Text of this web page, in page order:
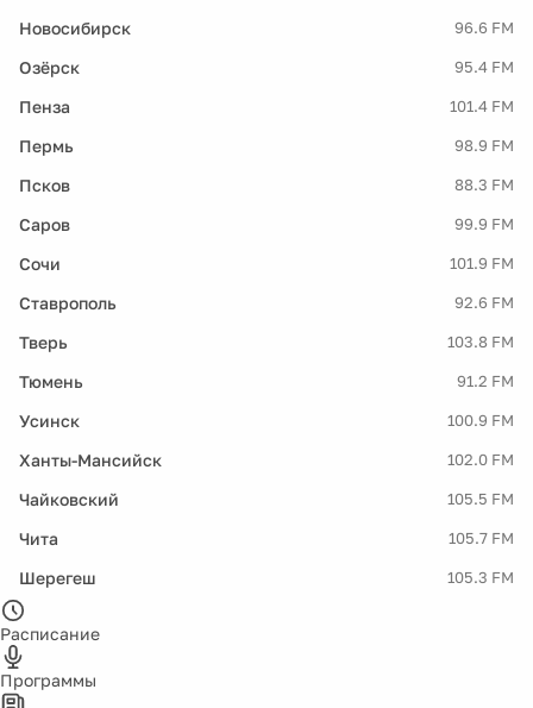
Новосибирск 96.6 FM
Озёрск 95.4 FM
Пенза 101.4 FM
Пермь 98.9 FM
Псков 88.3 FM
Саров 99.9 FM
Сочи 101.9 FM
Ставрополь 92.6 FM
Тверь 103.8 FM
Тюмень 91.2 FM
Усинск 100.9 FM
Ханты-Мансийск 102.0 FM
Чайковский 105.5 FM
Чита 105.7 FM
Шерегеш 105.3 FM
Расписание
Программы